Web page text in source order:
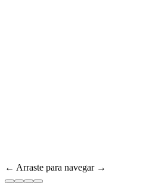
← Arraste para navegar →